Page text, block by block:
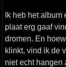
Ik heb het album
plaat erg gaaf
dromen. En
klinkt, vind ik de
niet echt hangen